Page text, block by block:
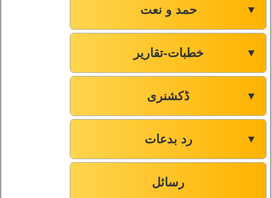
حمد و نعت ▼
خطبات-تقاریر ▼
ڈکشنری ▼
رد بدعات ▼
رسائل